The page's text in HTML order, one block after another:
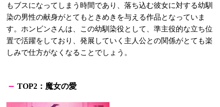
もブスになってしまう時間であり、落ち込む彼女に対する幼馴
染の男性の献身がとてもときめきを与える作品となっていま
す。ホンビンさんは、この幼馴染役として、準主役的な立ち位
置で活躍をしており、発展していく主人公との関係がとても楽
しみで仕方がなくなることでしょう。
TOP2 ： 魔女の愛